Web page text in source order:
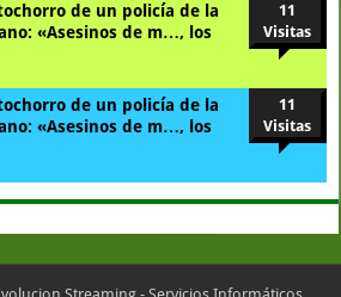
de un policía de la
«Asesinos de m…, los
11
Visitas
de un policía de la
«Asesinos de m…, los
11
Visitas